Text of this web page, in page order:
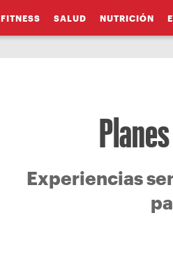
FITNESS SALUD NUTRICIÓN
Experiencias